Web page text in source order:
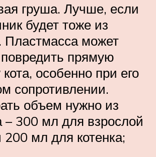
груша. Лучше, если
будет тоже из
Пластмасса может
прямую
особенно при его
сопротивлении.
объем нужно из
– 300 мл для взрослой
200 мл для котенка;